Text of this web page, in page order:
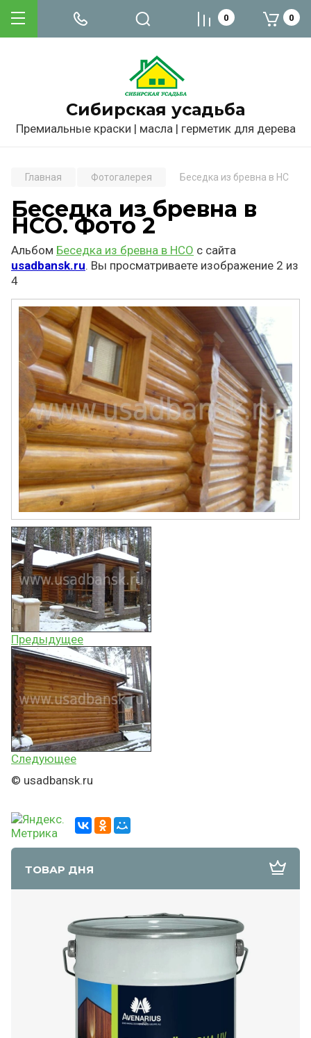
Сибирская усадьба
Премиальные краски | масла | герметик для дерева
0 0
ТОВАР ДНЯ
Главная Фотогалерея Беседка из бревна в НСО.
Беседка из бревна в
НСО. Фото 2
Альбом Беседка из бревна в НСО с сайта
usadbansk.ru. Вы просматриваете изображение 2 из
4
Предыдущее
Следующее
© usadbansk.ru